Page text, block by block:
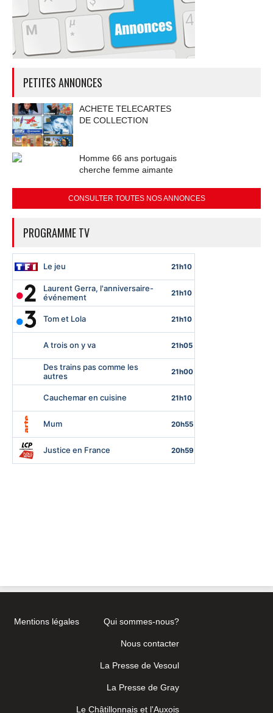
PETITES ANNONCES
ACHETE TELECARTES
DE COLLECTION
Homme 66 ans portugais
cherche femme aimante
CONSULTER TOUTES NOS ANNONCES
PROGRAMME TV
Mentions légales Qui sommes-nous?
Nous contacter
La Presse de Vesoul
La Presse de Gray
Le Châtillonnais et l'Auxois